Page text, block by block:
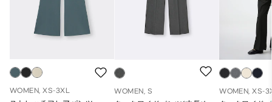
WOMEN, XS-3XL
WOMEN, S
WOMEN, XS-